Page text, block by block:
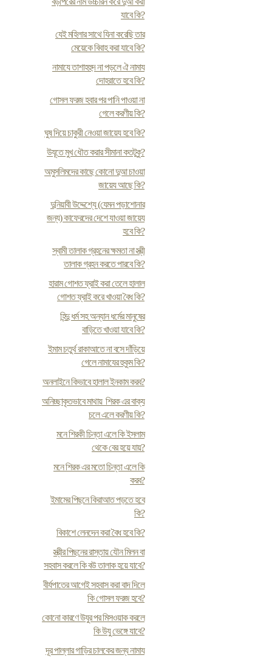
যাবে কি?
যেই মহিলার সাথে যিনা করেছি তার
মেয়েকে বিবাহ করা যাবে কি?
নামাযে তাশাহহুদ না পড়লে ঐ নামায
দোহরাতে হবে কি?
গোসল ফরজ হবার পর পানি পাওয়া না
গেলে করণীয় কি?
ঘুষ দিয়ে চাকুরী নেওয়া জায়েয হবে কি?
উযূতে মুখ ধৌত করার সীমানা কতটুকু?
অমুসলিমদের কাছে কোনো দুআ চাওয়া
জায়েয আছে কি?
দুনিয়াবী উদ্দেশ্যে (যেমন পড়াশোনার
জন্য) কাফেরদের দেশে যাওয়া জায়েয
হবে কি?
স্বামী তালাক গ্রহনের ক্ষমতা না স্ত্রী
তালাক গ্রহন করতে পারবে কি?
হারাম গোশত ফ্রাই করা তেলে হালাল
গোশত ফ্রাই করে খাওয়া বৈধ কি?
হিন্দু ধর্ম সহ অন্যান ধর্মের মানুষের
বাড়িতে খাওয়া যাবে কি?
ইমাম চতুর্থ রাকাআতে না বসে দাঁড়িয়ে
গেলে নামাযের হুকুম কি?
অনলাইনে কিভাবে হালাল ইনকাম করব?
অনিচ্ছাকৃতভাবে মাথায় শিরক এর বাক্য
চলে এলে করণীয় কি?
মনে শিরকী চিন্তা এলে কি ইসলাম
থেকে বের হয়ে যায়?
মনে শিরক এর মতো চিন্তা এলে কি
করব?
ইমামের পিছনে কিরাআত পড়তে হবে
কি?
বিকাশে লেনদেন করা বৈধ হবে কি?
স্ত্রীর পিছনের রাস্তায় যৌন মিলন বা
সহবাস করলে কি বউ তালাক হয়ে যাবে?
বীর্যপাতের আগেই সহবাস করা বাদ দিলে
কি গোসল ফরজ হবে?
কোনো কারণে উযুর পর মিসওয়াক করলে
কি উযু ভেঙ্গে যাবে?
দূর পাল্লার গাড়ির চালকের জন্য নামায